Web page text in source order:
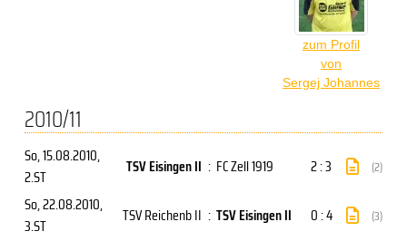
zum Profil
von
Sergej Johannes
2010/11
So, 15.08.2010,
2.ST
TSV Eisingen II : FC Zell 1919 2 : 3 (2)
So, 22.08.2010,
3.ST
TSV Reichenb II : TSV Eisingen II 0 : 4 (3)